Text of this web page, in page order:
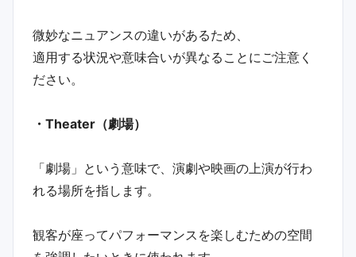
微妙なニュアンスの違いがあるため、
適用する状況や意味合いが異なることにご注意く
ださい。
・Theater（劇場）
「劇場」という意味で、演劇や映画の上演が行わ
れる場所を指します。
観客が座ってパフォーマンスを楽しむための空間